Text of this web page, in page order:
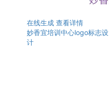
在线生成 查看详情
妙香宜培训中心logo标志设
计